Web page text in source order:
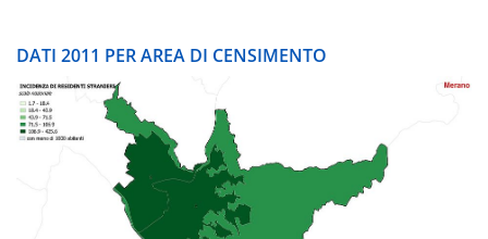
DATI 2011 PER AREA DI CENSIMENTO